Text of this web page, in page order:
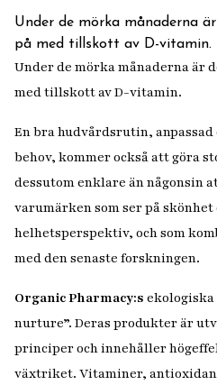
Under de mörka månaderna
på med tillskott av D-vitamin.
Under de mörka månaderna är
med tillskott av D-vitamin.
En bra hudvårdsrutin,
behov, kommer också att göra
dessutom enklare än någonsin
varumärken som ser på
helhetsperspektiv, och som
med den senaste forskningen.
Organic Pharmacy:s
nurture”. Deras produkter är
principer och innehåller
växtriket. Vitaminer,